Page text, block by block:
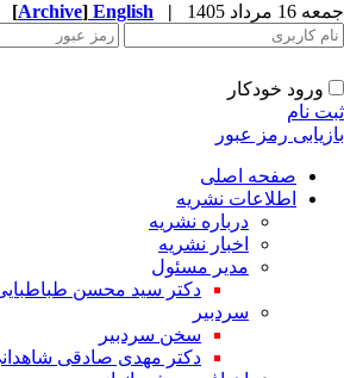
مرداد 1405 |
English
[Archive]
ورود خودکار
نام
رمز عبور
صفحه اصلی
اطلاعات نشریه
درباره نشریه
اخبار نشریه
مدیر مسئول
دکتر سید محسن طباطبایی
سردبیر
سخن سردبیر
دکتر مهدی صادقی شاهدانی